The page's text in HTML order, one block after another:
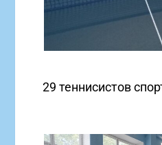
29 теннисистов